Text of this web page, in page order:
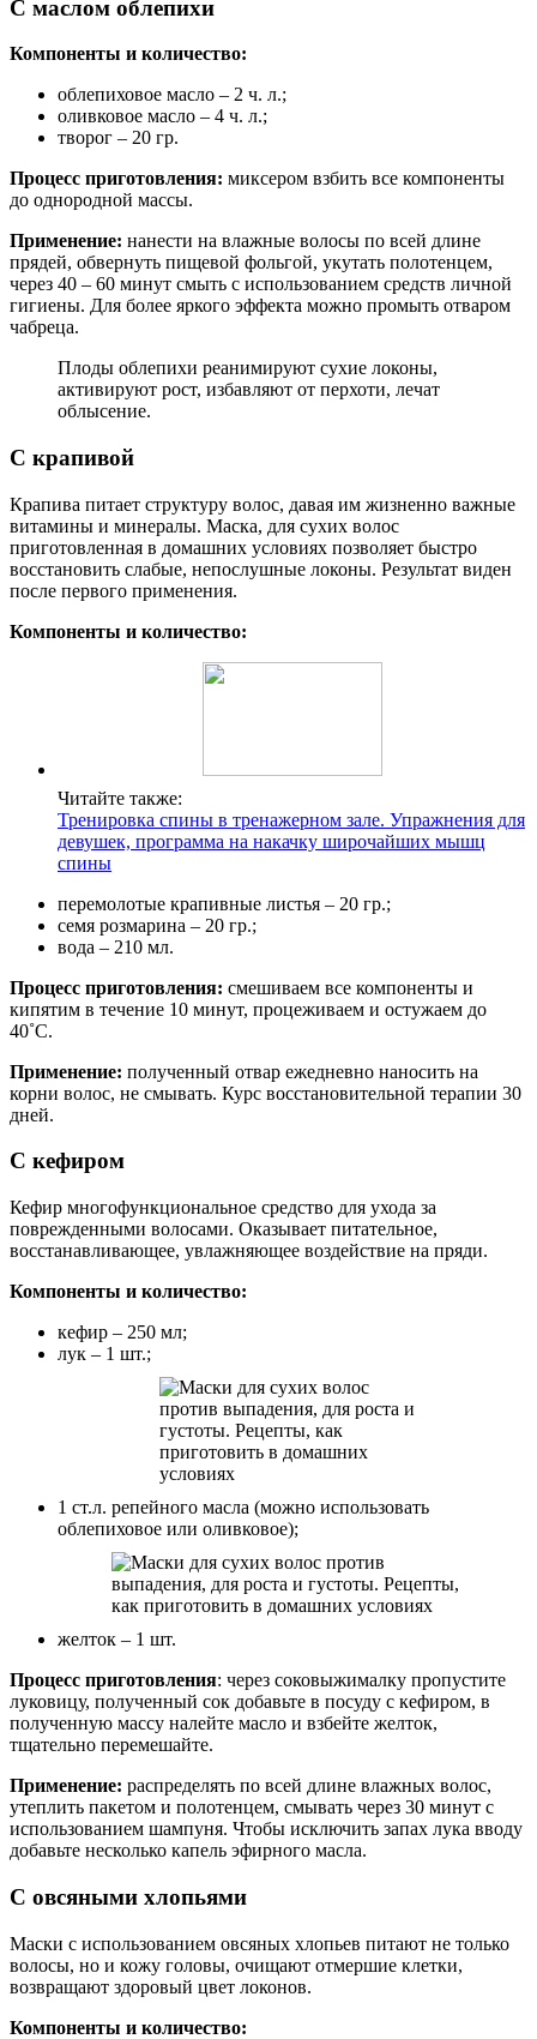
С маслом облепихи
Компоненты и количество:
облепиховое масло – 2 ч. л.;
оливковое масло – 4 ч. л.;
творог – 20 гр.
Процесс приготовления: миксером взбить все компоненты
до однородной массы.
Применение: нанести на влажные волосы по всей длине
прядей, обвернуть пищевой фольгой, укутать полотенцем,
через 40 – 60 минут смыть с использованием средств личной
гигиены. Для более яркого эффекта можно промыть отваром
чабреца.
Плоды облепихи реанимируют сухие локоны,
активируют рост, избавляют от перхоти, лечат
облысение.
С крапивой
Крапива питает структуру волос, давая им жизненно важные
витамины и минералы. Маска, для сухих волос
приготовленная в домашних условиях позволяет быстро
восстановить слабые, непослушные локоны. Результат виден
после первого применения.
Компоненты и количество:
Читайте также:
Тренировка спины в тренажерном зале. Упражнения для
девушек, программа на накачку широчайших мышц
спины
перемолотые крапивные листья – 20 гр.;
семя розмарина – 20 гр.;
вода – 210 мл.
Процесс приготовления: смешиваем все компоненты и
кипятим в течение 10 минут, процеживаем и остужаем до
40˚С.
Применение: полученный отвар ежедневно наносить на
корни волос, не смывать. Курс восстановительной терапии 30
дней.
С кефиром
Кефир многофункциональное средство для ухода за
поврежденными волосами. Оказывает питательное,
восстанавливающее, увлажняющее воздействие на пряди.
Компоненты и количество:
кефир – 250 мл;
лук – 1 шт.;
1 ст.л. репейного масла (можно использовать
облепиховое или оливковое);
желток – 1 шт.
Процесс приготовления: через соковыжималку пропустите
луковицу, полученный сок добавьте в посуду с кефиром, в
полученную массу налейте масло и взбейте желток,
тщательно перемешайте.
Применение: распределять по всей длине влажных волос,
утеплить пакетом и полотенцем, смывать через 30 минут с
использованием шампуня. Чтобы исключить запах лука вводу
добавьте несколько капель эфирного масла.
С овсяными хлопьями
Маски с использованием овсяных хлопьев питают не только
волосы, но и кожу головы, очищают отмершие клетки,
возвращают здоровый цвет локонов.
Компоненты и количество: